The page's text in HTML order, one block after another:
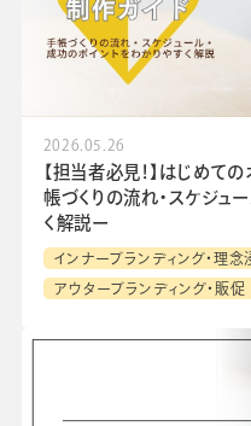
2026.05.26
【担当者必見！】はじめて
帳づくりの流れ・スケジュ
く解説ー
インナーブランディング・理念
アウターブランディング・販促